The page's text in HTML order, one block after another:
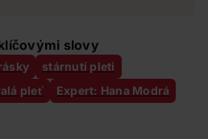
slovy
stárnutí pleti
pleť Expert: Hana Modrá